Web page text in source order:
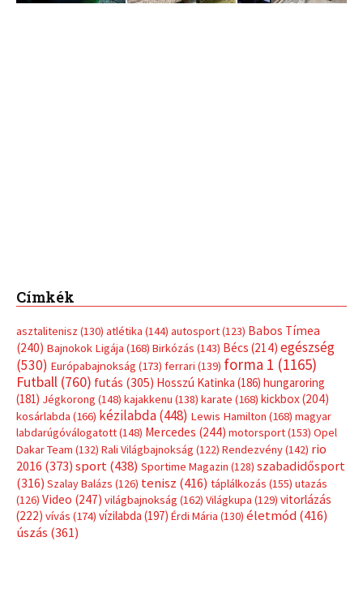
Címkék
asztalitenisz (130) atlétika (144) autosport(123) Babos Tímea
(240) Bajnokok Ligája (168) Birkózás (143) Bécs (214) egészség
(530) Európabajnokság (173) ferrari (139) forma 1 (1165)
Futball (760) futás (305) Hosszú Katinka (186) hungaroring
(181) Jégkorong (148) kajakkenu (138) karate (168) kickbox(204)
kosárlabda (166) kézilabda(448) Lewis Hamilton (168) magyar
labdarúgóválogatott(148) Mercedes (244) motorsport(153) Opel
Dakar Team (132) Rali Világbajnokság (122) Rendezvény(142) rio
2016 (373) sport(438) Sportime Magazin (128) szabadidősport
(316) Szalay Balázs (126) tenisz (416) táplálkozás (155) utazás
(126) Video (247) világbajnokság (162) Világkupa (129) vitorlázás
(222) vívás (174) vízilabda (197) Érdi Mária (130) életmód(416)
úszás (361)